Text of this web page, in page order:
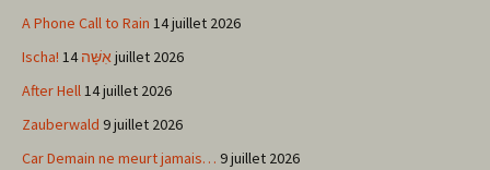
A Phone Call to Rain 14 juillet 2026
Ischa! אִשָּׁה14 juillet 2026
After Hell14 juillet 2026
Zauberwald 9 juillet 2026
Car Demain ne meurt jamais… 9 juillet 2026